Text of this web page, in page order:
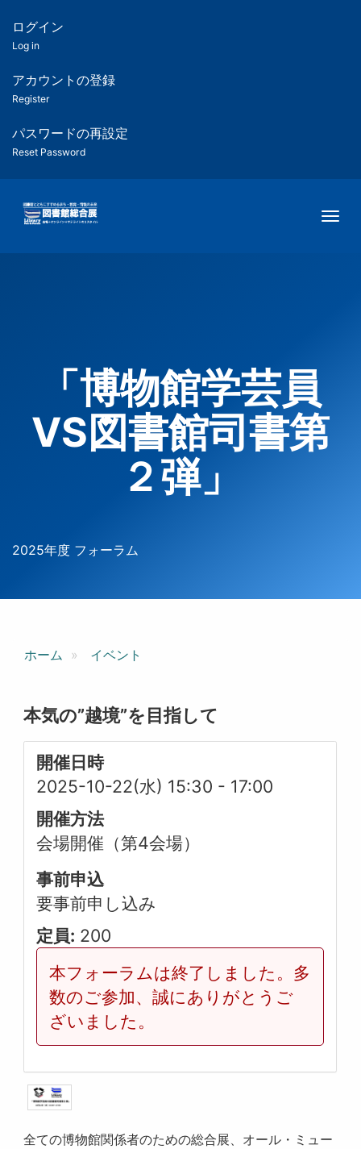
ツ
匿
名
ユ
ー
ー
用
メ
ログイン
Log in
アカウントの登録
Register
パスワードの再設定
Reset Password
「博物館学芸員
VS図書館司書第
２弾」
2025年度 フォーラム
ホーム イベント
本気の”越境”を目指して
開催日時
2025-10-22(水) 15:30 - 17:00
開催方法
会場開催（第4会場）
事前申込
要事前申し込み
定員: 200
本フォーラムは終了しました。多
数のご参加、誠にありがとうご
ざいました。
全ての博物館関係者のための総合展、オール・ミュー